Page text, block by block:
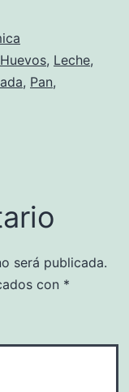
Huevos, Leche,
, Pan,
será publicada.
con *